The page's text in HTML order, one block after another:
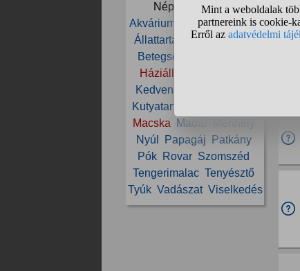
Népszerű témák:
Akvárium
Állat Állatorvos
Állattartás
Állatvédelem
Betegség
Háziállat
Kedvenc
Kutyatartás
Macska
Madár
Nyúl
Papagáj
Patkány
Pók Rovar Szomszéd
Tengerimalac Tenyésztő
Tyúk Vadászat Viselkedés